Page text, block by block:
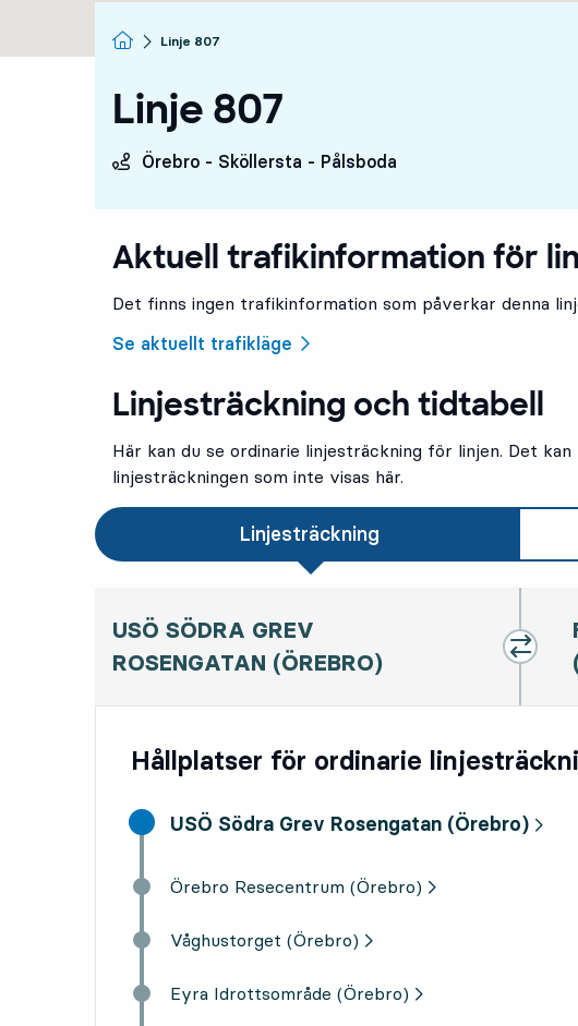
Startsida
Linje 807
Linje 807
Örebro - Sköllersta - Pålsboda
Aktuell trafikinformation för
Det finns ingen trafikinformation som påverkar denna
Se aktuellt trafikläge
Linjesträckning och tidtabell
Här kan du se ordinarie linjesträckning för linjen. Det
linjesträckningen som inte visas här.
Linjesträckning
USÖ SÖDRA GREV
ROSENGATAN (ÖREBRO)
Hållplatser för ordinarie
Start destination,
USÖ Södra Grev Rosengatan (Örebro)
Örebro Resecentrum (Örebro)
Våghustorget (Örebro)
Eyra Idrottsområde (Örebro)